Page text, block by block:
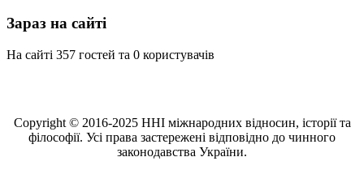
Зараз на сайті
На сайті 357 гостей та 0 користувачів
Copyright © 2016-2025 ННІ міжнародних відносин, історії та
філософії. Усі права застережені відповідно до чинного
законодавства України.